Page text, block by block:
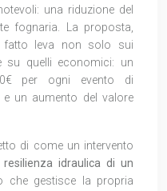
una riduzione del
fognaria. La proposta,
fatto leva non solo sui
su quelli economici: un
per ogni evento di
un aumento del valore
di come un intervento
resilienza idraulica di un
che gestisce la propria